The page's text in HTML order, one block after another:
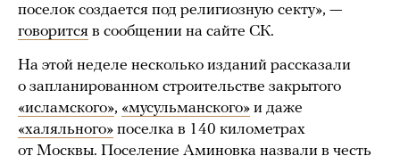
поселок создается под религиозную секту», —
говорится в сообщении на сайте СК.
На этой неделе несколько изданий рассказали
о запланированном строительстве закрытого
«исламского», «мусульманского» и даже
«халяльного» поселка в 140 километрах
от Москвы. Поселение Аминовка назвали в честь